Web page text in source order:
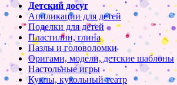
Детский досуг
Аппликации для детей
Поделки для детей
Пластилин, глина
Пазлы и головоломки
Оригами, модели, детские шаблоны
Настольные игры
Куклы, кукольный театр